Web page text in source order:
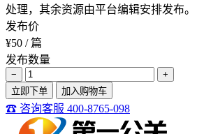
处理，其余资源由平台编辑安排发布。
发布价
¥50 / 篇
发布数量
−
+
立即下单
加入购物车
☎ 咨询客服 400-8765-098